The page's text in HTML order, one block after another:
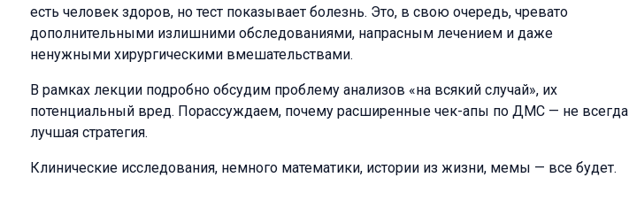
есть человек здоров, но тест показывает болезнь. Это, в свою очередь, чревато
дополнительными излишними обследованиями, напрасным лечением и даже
ненужными хирургическими вмешательствами.
В рамках лекции подробно обсудим проблему анализов «на всякий случай», их
потенциальный вред. Порассуждаем, почему расширенные чек-апы по ДМС — не всегда
лучшая стратегия.
Клинические исследования, немного математики, истории из жизни, мемы — все будет.